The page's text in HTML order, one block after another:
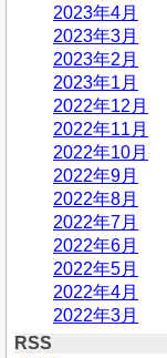
2023年4月
2023年3月
2023年2月
2023年1月
2022年12月
2022年11月
2022年10月
2022年9月
2022年8月
2022年7月
2022年6月
2022年5月
2022年4月
2022年3月
RSS